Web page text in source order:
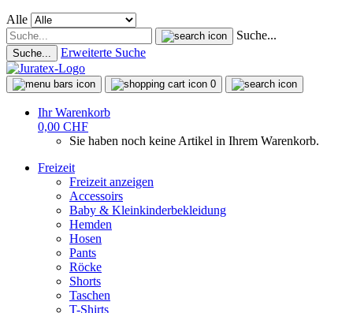
Alle
Suche...
Suche... Erweiterte Suche
0
Ihr Warenkorb
0,00 CHF
Sie haben noch keine Artikel in Ihrem Warenkorb.
Freizeit
Freizeit anzeigen
Accessoirs
Baby & Kleinkinderbekleidung
Hemden
Hosen
Pants
Röcke
Shorts
Taschen
T-Shirts